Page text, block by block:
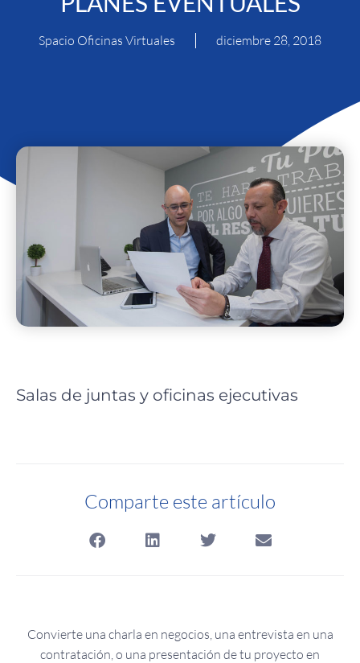
Spacio Oficinas Virtuales diciembre 28, 2018
Salas de juntas y oficinas ejecutivas
Comparte este artículo
Convierte una charla en negocios, una entrevista en una
contratación, o una presentación de tu proyecto en